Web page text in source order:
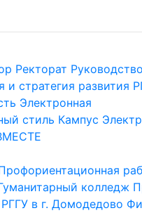
Ректорат Руководство
и стратегия развития
Электронная
стиль Кампус
колледж
в г. Домодедово